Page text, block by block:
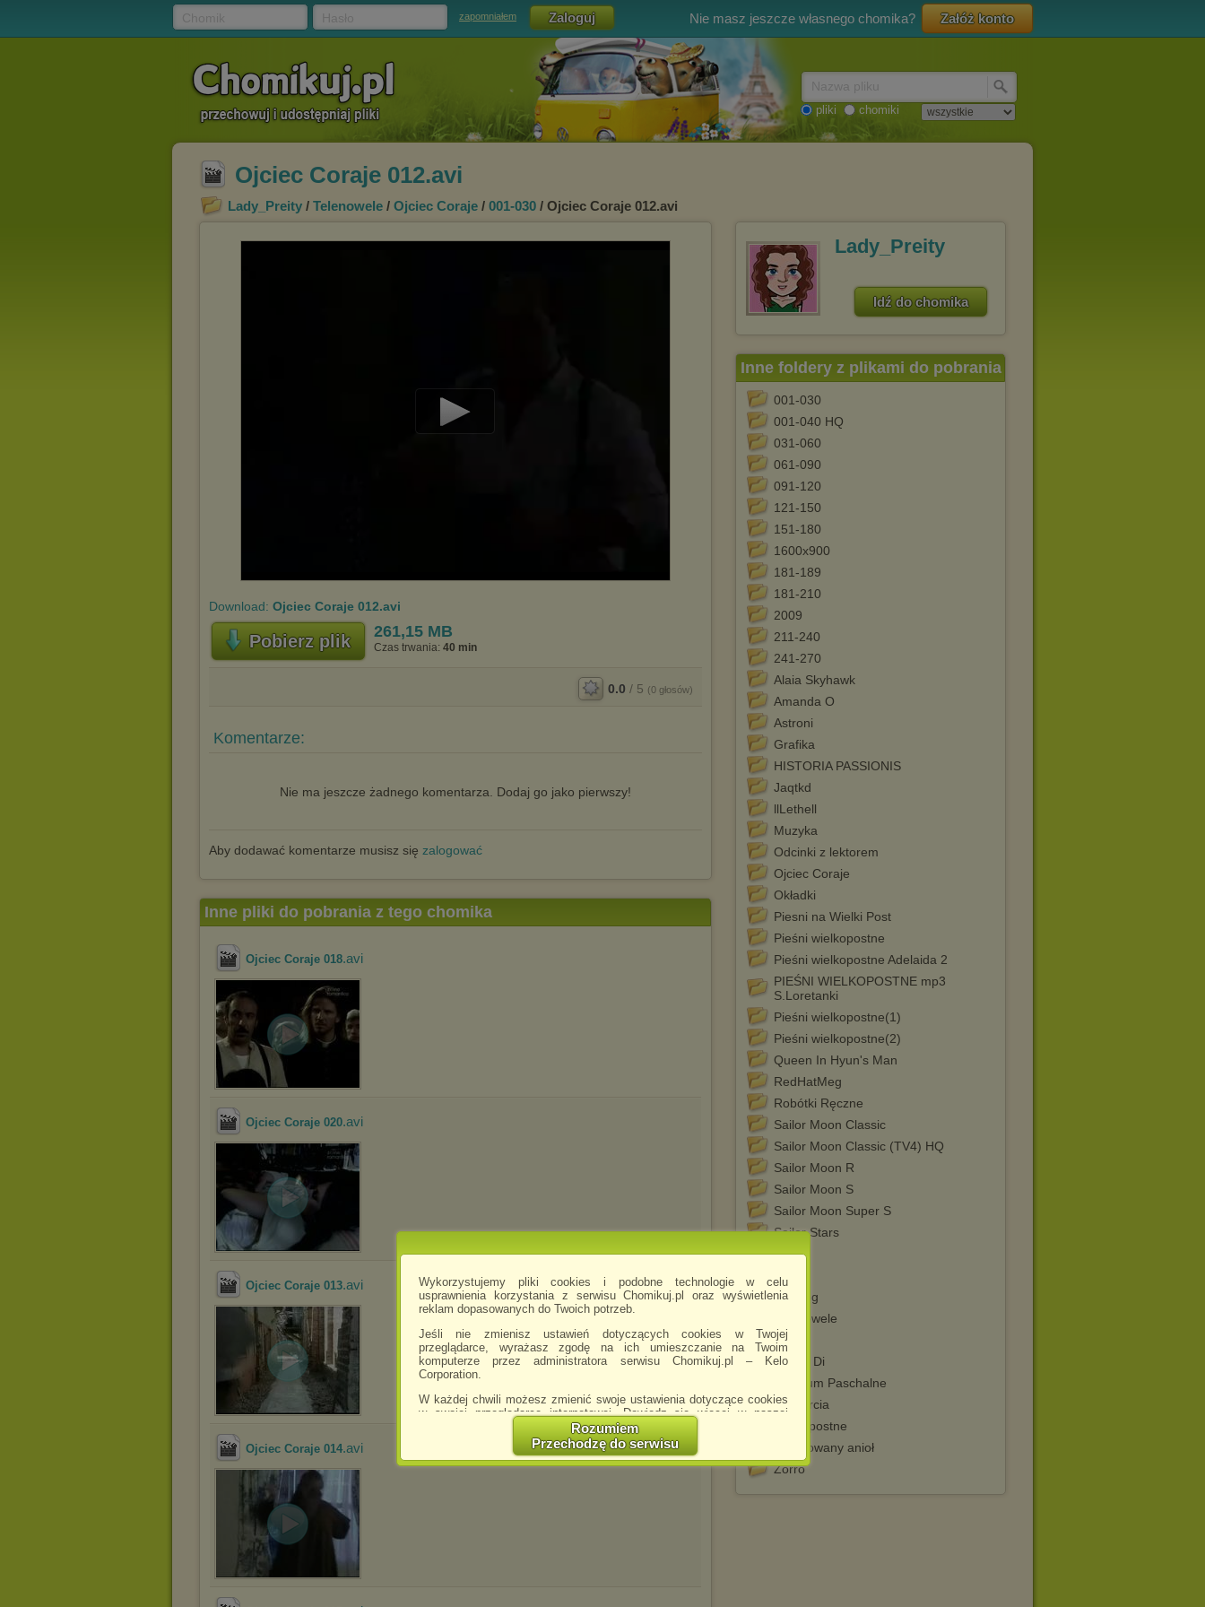
Wykorzystujemy pliki cookies i podobne technologie w celu
usprawnienia korzystania z serwisu Chomikuj.pl oraz wyświetlenia
reklam dopasowanych do Twoich potrzeb.
Jeśli nie zmienisz ustawień dotyczących cookies w Twojej
przeglądarce, wyrażasz zgodę na ich umieszczanie na Twoim
komputerze przez administratora serwisu Chomikuj.pl – Kelo
Corporation.
W każdej chwili możesz zmienić swoje ustawienia dotyczące cookies
w swojej przeglądarce internetowej. Dowiedz się więcej w naszej
http://chomikuj.pl/PolitykaPrywatnosci.aspx
Jednocześnie informujemy że zmiana ustawień przeglądarki może
spowodować ograniczenie korzystania ze strony Chomikuj.pl.
Rozumiem
Przechodzę do serwisu
zapomniałem Nie masz jeszcze własnego chomika? Załóż konto
pliki chomiki
Ojciec Coraje 012.avi
Lady_Preity / Telenowele / Ojciec Coraje / 001-030 / Ojciec Coraje 012.avi
Play
Download: Ojciec Coraje 012.avi
Pobierz plik 261,15 MB
Czas trwania: 40 min
0.0 / 5 (0 głosów)
Komentarze:
Nie ma jeszcze żadnego komentarza. Dodaj go jako pierwszy!
Aby dodawać komentarze musisz się zalogować
Lady_Preity
Idź do chomika
Inne foldery z plikami do pobrania
001-030
001-040 HQ
031-060
061-090
091-120
121-150
151-180
1600x900
181-189
181-210
2009
211-240
241-270
Alaia Skyhawk
Amanda O
Astroni
Grafika
HISTORIA PASSIONIS
Jaqtkd
llLethell
Muzyka
Odcinki z lektorem
Ojciec Coraje
Okładki
Piesni na Wielki Post
Pieśni wielkopostne
Pieśni wielkopostne Adelaida 2
PIEŚNI WIELKOPOSTNE mp3
S.Loretanki
Pieśni wielkopostne(1)
Pieśni wielkopostne(2)
Queen In Hyun's Man
RedHatMeg
Robótki Ręczne
Sailor Moon Classic
Sailor Moon Classic (TV4) HQ
Sailor Moon R
Sailor Moon S
Sailor Moon Super S
Sailor Stars
Sisi
Sissi
Tagalog
Telenowele
Toroj
Treggi Di
Tryduum Paschalne
Vampircia
wielkopostne
Zbuntowany anioł
Zorro
Inne pliki do pobrania z tego chomika
Ojciec Coraje 018.avi
Ojciec Coraje 020.avi
Ojciec Coraje 013.avi
Ojciec Coraje 014.avi